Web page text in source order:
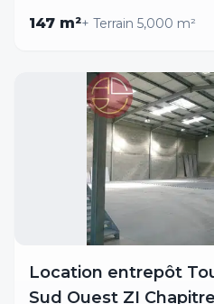
147 m²+ Terrain 5,000 m²
Location entrepôt
Sud Ouest ZI Chapitre